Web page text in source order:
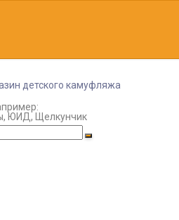
ЮИД, Щелкунчик